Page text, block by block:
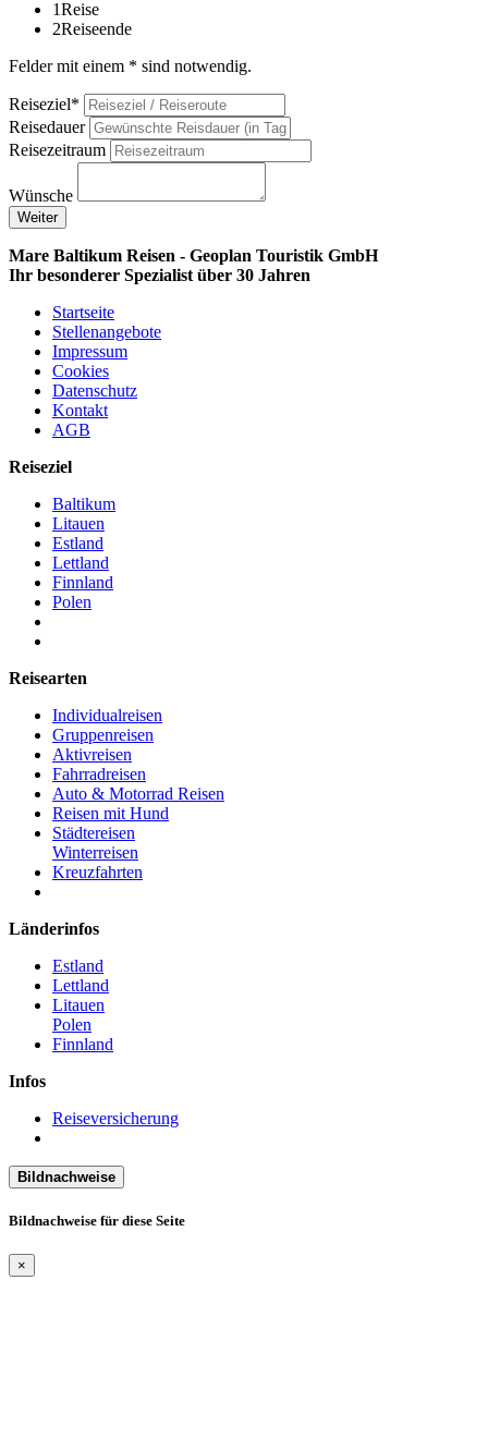
1Reise
2Reiseende
Felder mit einem * sind notwendig.
Reiseziel*
Reisedauer
Reisezeitraum
Wünsche
Weiter
Mare Baltikum Reisen - Geoplan Touristik GmbH
Ihr besonderer Spezialist über 30 Jahren
Startseite
Stellenangebote
Impressum
Cookies
Datenschutz
Kontakt
AGB
Reiseziel
Baltikum
Litauen
Estland
Lettland
Finnland
Polen
Reisearten
Individualreisen
Gruppenreisen
Aktivreisen
Fahrradreisen
Auto & Motorrad Reisen
Reisen mit Hund
Städtereisen
Winterreisen
Kreuzfahrten
Länderinfos
Estland
Lettland
Litauen
Polen
Finnland
Infos
Reiseversicherung
Bildnachweise
Bildnachweise für diese Seite
×